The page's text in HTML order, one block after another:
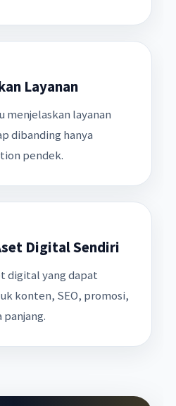
Layanan
menjelaskan layanan
dibanding hanya
pendek.
Digital Sendiri
digital yang dapat
konten, SEO, promosi,